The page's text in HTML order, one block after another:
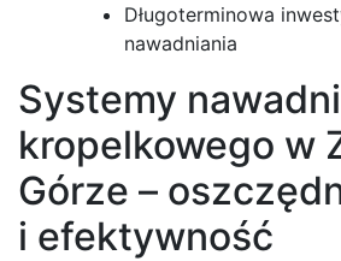
Długoterminowa
nawadniania
Systemy
kropelkowego w
Górze –
i efektywność